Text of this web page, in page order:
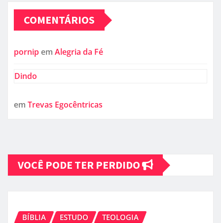
COMENTÁRIOS
pornip em Alegria da Fé
Dindo
em Trevas Egocêntricas
VOCÊ PODE TER PERDIDO
BÍBLIA ESTUDO TEOLOGIA